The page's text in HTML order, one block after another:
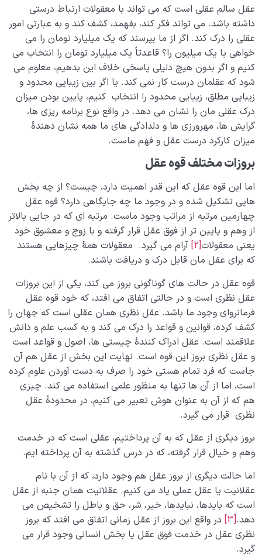
دین چیست؟ آیا دین مجموعه ای از احکام است؟ مخاطب
دین کیست؟
قوای ادراکی انسان چیستند و چه می کنند؟ ׀ حس، خیال،
وهم، عقل و قلب
کارکردها و آسیب های بخش حسی چگونه نقش حس در
زندگی را بیان می کنند؟
قوۀ تخیل چیست و چه نقشی در زندگی انسان دارد
وهم چیست، چه ارتباطی با توهم دارد و چه نقشی در زندگی
ما ایفا می کند؟
تعریف قوه عقل و بررسی تفاوت های میان انسان عاقل و
انسان باهوش
نفس یا روح چیست؟ آیا روح همان فعل و انفعالات درون
مغز است؟
فوق عقل چیست ؟ بخش انسانی وجود ما چه نام دارد و
چه کارکردی دارد؟
نظام محبتی انسان 0/20
هدف خلقت و جایگاه انسان 0/7
نقش الگو در حیات انسان 0/18
نسبت دنیا به آخرت 0/24
سنّت‌های الهی 0/20
مرگ یا تولد؟ 0/13
چگونه انسان شویم؟ 0/18
عقل سالم عقلی است که می تواند با معقولات ارتباط درستی
داشته باشد. می تواند فکر کند، بفهمد، کشف کند و به عبارتی امور
عقلی را درک کند. اگر از ما بپرسند که یک میلیارد تومان را می
خواهی یا یک میلیون را؟ قاعدتاً یک میلیارد تومان را انتخاب می
کنیم و اگر بدون هیچ دلیلی پاسخی خلاف این بدهیم، معلوم می
شود که عقلمان درست کار نمی کند. یا اگر بین زیبایی محدود و
زیبایی مطلق، زیبایی محدود را انتخاب کنیم، پایین بودن میزان
درک عقلی مان را نشان می دهد. در واقع نوع برنامه ریزی ها،
گرایش ها، مهرورزی ها و دلدادگی های ما همه نشان دهندۀ
میزان کارکرد درست عقل و فهم ماست.
بروزات مختلف قوه عقل
اما این قوه عقل که این قدر اهمیت دارد، چیست؟ از چه بخش
هایی تشکیل شده و در وجود ما چه جایگاهی دارد؟ قوه عقل
چهارمین مرتبه از مراتب وجود ماست. مرتبه ای که در جایی بالاتر
از وهم و پایین تر از فوق­ عقل قرار گرفته و با زوج و معشوق خود
یعنی معقولات[2]
آرام می گیرد. معقولات همۀ چیزهایی هستند
که برای عقل مان قابل درک و دریافت باشند.
قوه عقل در حالت های گوناگونی بروز می کند، یکی از این بروزات
عقل نظری است و در حالتی اتفاق می افتد، که خود قوه عقل
فرمانروای وجود ما باشد. عقل نظری همان عقلی است که جهان را
کشف کرده، قوانین و قواعد را درک می کند و به کسب علم و دانش
علاقمند است. عقل ادراک کنندۀ چیستی ها، اصول و قواعد است
و عقل نظری بروز این قوه است. نهایت این بخش از عقل هم آن
جاست که فرد تمام هستی خود را صرف به دست آوردن علوم کرده
است، اما از آن ها تنها به منظور علمی استفاده می کند. چیزی
هم که از آن به عنوان هوش تعبیر می کنیم، در محدودۀ عقل
نظری قرار می گیرد.
بروز دیگری از عقل که به آن پرداختیم، عقلی است که در خدمت
وهم و خیال قرار گرفته، که در درس گذشته به آن پرداخته ایم.
اما حالت دیگری از بروز عقل هم وجود دارد، که از آن با نام
عقلانیت یا عقل عملی یاد می کنیم. عقلانیت همان جنبه از عقل
است که بایدها، نبایدها، خیر، شر، حق و باطل را تشخیص می
دهد.[3]
در واقع این بروز از عقل زمانی اتفاق می افتد که بروز
نظری عقل در خدمت فوق عقل یا بخش انسانی وجود قرار می
گیرد.